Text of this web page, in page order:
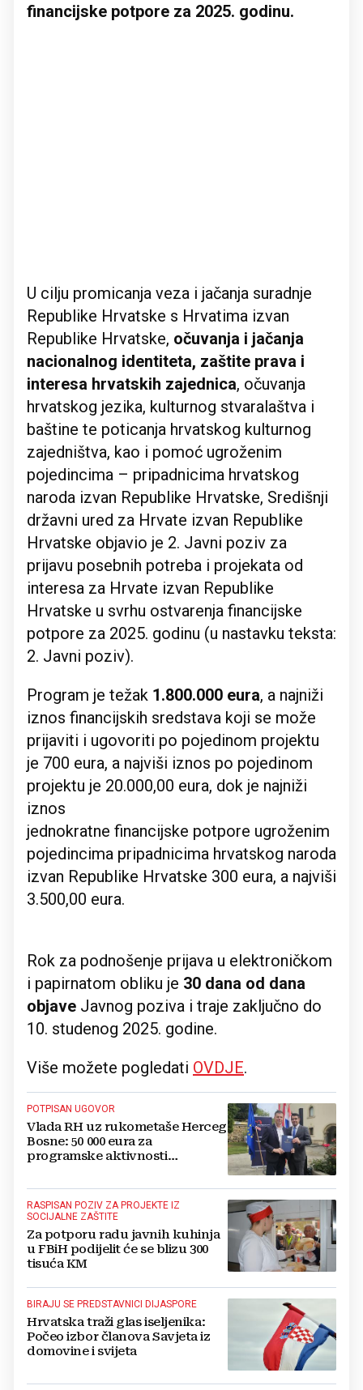
financijske potpore za 2025. godinu.
U cilju promicanja veza i jačanja suradnje
Republike Hrvatske s Hrvatima izvan
Republike Hrvatske, očuvanja i jačanja
nacionalnog identiteta, zaštite prava i
interesa hrvatskih zajednica, očuvanja
hrvatskog jezika, kulturnog stvaralaštva i
baštine te poticanja hrvatskog kulturnog
zajedništva, kao i pomoć ugroženim
pojedincima – pripadnicima hrvatskog
naroda izvan Republike Hrvatske, Središnji
državni ured za Hrvate izvan Republike
Hrvatske objavio je 2. Javni poziv za
prijavu posebnih potreba i projekata od
interesa za Hrvate izvan Republike
Hrvatske u svrhu ostvarenja financijske
potpore za 2025. godinu (u nastavku teksta:
2. Javni poziv).
Program je težak 1.800.000 eura, a najniži
iznos financijskih sredstava koji se može
prijaviti i ugovoriti po pojedinom projektu
je 700 eura, a najviši iznos po pojedinom
projektu je 20.000,00 eura, dok je najniži
iznos
jednokratne financijske potpore ugroženim
pojedincima pripadnicima hrvatskog naroda
izvan Republike Hrvatske 300 eura, a najviši
3.500,00 eura.
Rok za podnošenje prijava u elektroničkom
i papirnatom obliku je 30 dana od dana
objave Javnog poziva i traje zaključno do
10. studenog 2025. godine.
Više možete pogledati OVDJE.
POTPISAN UGOVOR
Vlada RH uz rukometaše Herceg
Bosne: 50 000 eura za
programske aktivnosti
RASPISAN POZIV ZA PROJEKTE IZ
SOCIJALNE ZAŠTITE
Za potporu radu javnih kuhinja
u FBiH podijelit će se blizu 300
tisuća KM
BIRAJU SE PREDSTAVNICI DIJASPORE
Hrvatska traži glas iseljenika:
Počeo izbor članova Savjeta iz
domovine i svijeta